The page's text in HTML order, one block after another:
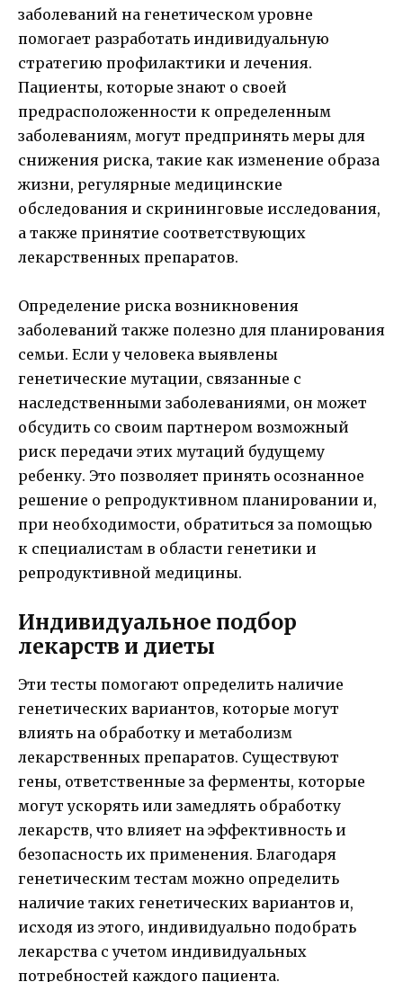
заболеваний на генетическом уровне
помогает разработать индивидуальную
стратегию профилактики и лечения.
Пациенты, которые знают о своей
предрасположенности к определенным
заболеваниям, могут предпринять меры для
снижения риска, такие как изменение образа
жизни, регулярные медицинские
обследования и скрининговые исследования,
а также принятие соответствующих
лекарственных препаратов.
Определение риска возникновения
заболеваний также полезно для планирования
семьи. Если у человека выявлены
генетические мутации, связанные с
наследственными заболеваниями, он может
обсудить со своим партнером возможный
риск передачи этих мутаций будущему
ребенку. Это позволяет принять осознанное
решение о репродуктивном планировании и,
при необходимости, обратиться за помощью
к специалистам в области генетики и
репродуктивной медицины.
Индивидуальное подбор
лекарств и диеты
Эти тесты помогают определить наличие
генетических вариантов, которые могут
влиять на обработку и метаболизм
лекарственных препаратов. Существуют
гены, ответственные за ферменты, которые
могут ускорять или замедлять обработку
лекарств, что влияет на эффективность и
безопасность их применения. Благодаря
генетическим тестам можно определить
наличие таких генетических вариантов и,
исходя из этого, индивидуально подобрать
лекарства с учетом индивидуальных
потребностей каждого пациента.